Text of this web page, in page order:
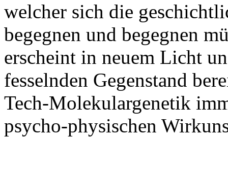
welcher sich die
begegnen und begegnen
erscheint in neuem Licht
fesselnden Gegenstand
Tech-Molekulargenetik
psycho-physischen